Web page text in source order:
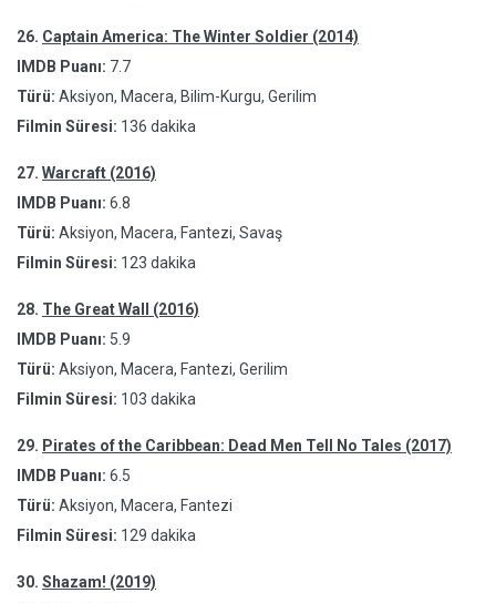
26. Captain America: The Winter Soldier (2014)
IMDB Puanı: 7.7
Türü: Aksiyon, Macera, Bilim-Kurgu, Gerilim
Filmin Süresi: 136 dakika
27. Warcraft (2016)
IMDB Puanı: 6.8
Türü: Aksiyon, Macera, Fantezi, Savaş
Filmin Süresi: 123 dakika
28. The Great Wall (2016)
IMDB Puanı: 5.9
Türü: Aksiyon, Macera, Fantezi, Gerilim
Filmin Süresi: 103 dakika
29. Pirates of the Caribbean: Dead Men Tell No Tales (2017)
IMDB Puanı: 6.5
Türü: Aksiyon, Macera, Fantezi
Filmin Süresi: 129 dakika
30. Shazam! (2019)